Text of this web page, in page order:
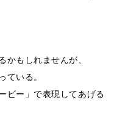
かもしれませんが、
いる。
ビー」で表現してあげる